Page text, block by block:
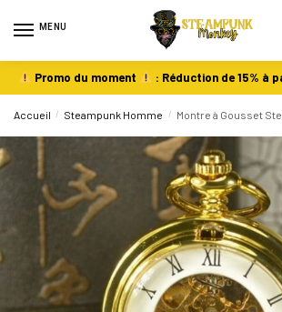
MENU
Promo du moment : Réduction de 15% à
Accueil / Steampunk Homme / Montre à Gousset